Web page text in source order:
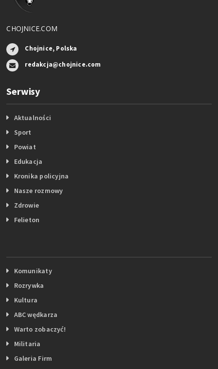
CHOJNICE.COM
Chojnice, Polska
redakcja@chojnice.com
Serwisy
Aktualności
Sport
Powiat
Edukacja
Kronika policyjna
Nasze rozmowy
Zdrowie
Felieton
Komunikaty
Rozrywka
Kultura
ABC wędkarza
Warto zobaczyć!
Militaria
Galeria Firm